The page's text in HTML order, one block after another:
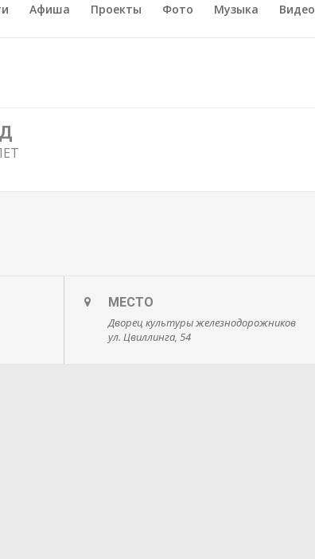
Афиша Проекты Фото Музыка Видео
МЕСТО
Дворец культуры железнодорожников
ул. Цвиллинга, 54